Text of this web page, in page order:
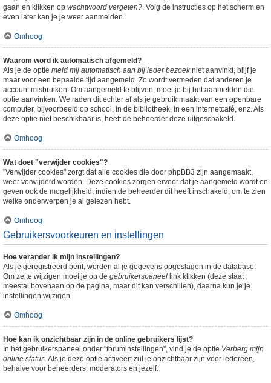
gaan en klikken op wachtwoord vergeten?. Volg de instructies op het scherm en
even later kan je je weer aanmelden.
Omhoog
Waarom word ik automatisch afgemeld?
Als je de optie meld mij automatisch aan bij ieder bezoekniet aanvinkt, blijf je
maar voor een bepaalde tijd aangemeld. Zo wordt vermeden dat anderen je
account misbruiken. Om aangemeld te blijven, moet je bij het aanmelden die
optie aanvinken. We raden dit echter af als je gebruik maakt van een openbare
computer, bijvoorbeeld op school, in de bibliotheek, in een internetcafé, enz. Als
deze optie niet beschikbaar is, heeft de beheerder deze uitgeschakeld.
Omhoog
Wat doet "verwijder cookies"?
"Verwijder cookies" zorgt dat alle cookies die door phpBB3 zijn aangemaakt,
weer verwijderd worden. Deze cookies zorgen ervoor dat je aangemeld wordt en
geven ook de mogelijkheid, indien de beheerder dit heeft inschakeld, om te zien
welke onderwerpen je al gelezen hebt.
Omhoog
Gebruikersvoorkeuren en instellingen
Hoe verander ik mijn instellingen?
Als je geregistreerd bent, worden al je gegevens opgeslagen in de database.
Om ze te wijzigen moet je op de gebruikerspaneel link klikken (deze staat
meestal bovenaan op de pagina, maar dit kan verschillen), daarna kun je je
instellingen wijzigen.
Omhoog
Hoe kan ik onzichtbaar zijn in de online gebruikers lijst?
In het gebruikerspaneel onder "foruminstellingen", vind je de optie Verberg mijn
online status. Als je deze optie activeert zul je onzichtbaar zijn voor iedereen,
behalve voor beheerders, moderators en jezelf.